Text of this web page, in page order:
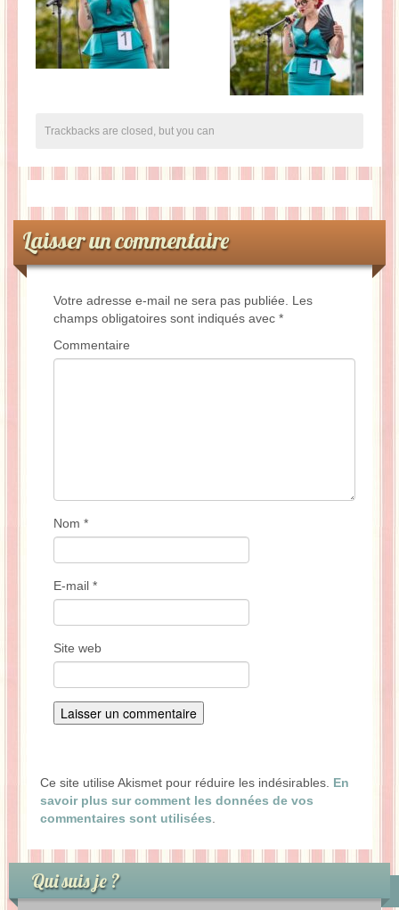
Trackbacks are closed, but you can
Laisser un commentaire
Votre adresse e-mail ne sera pas publiée.
Les
champs obligatoires sont indiqués avec *
Commentaire
Nom *
E-mail *
Site web
Ce site utilise Akismet pour réduire les indésirables. En
savoir plus sur comment les données de vos
commentaires sont utilisées
Qui suis je ?